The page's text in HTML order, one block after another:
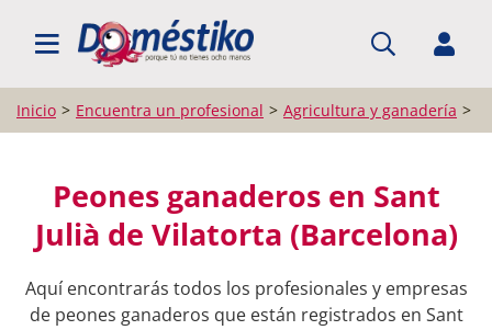
BUSCAR PROFESIONALES
Inicio Encuentra un profesional Agricultura y ganadería
Peones ganaderos en Sant
Julià de Vilatorta (Barcelona)
Aquí encontrarás todos los profesionales y empresas
de peones ganaderos que están registrados en Sant